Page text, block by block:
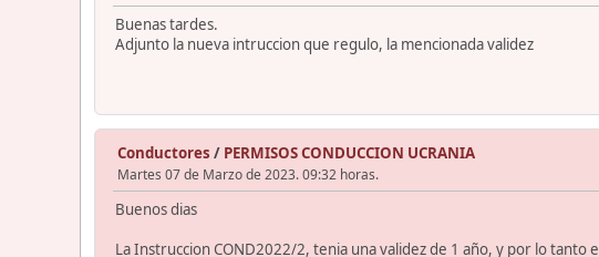
Buenas tardes.
Adjunto la nueva intruccion que regulo, la mencionada validez
Conductores / PERMISOS CONDUCCION UCRANIA
Martes 07 de Marzo de 2023. 09:32 horas.
Buenos dias
La Instruccion COND2022/2, tenia una validez de 1 año, y por lo tanto